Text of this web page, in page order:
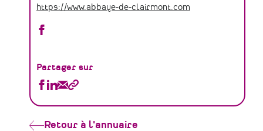
https://www.abbaye-de-clairmont.com
de
Clairmont
sur
Facebook
Partager sur
Partager
des
amis
Partager
des
amis
Partager
des
amis
lien
Retour à l'annuaire